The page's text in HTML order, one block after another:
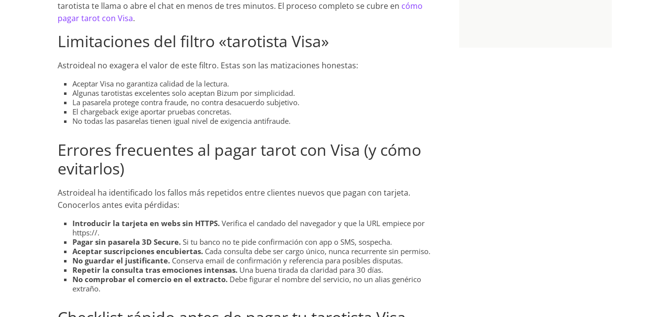
tarotista te llama o abre el chat en menos de tres minutos. El proceso completo se cubre en cómo
pagar tarot con Visa.
Limitaciones del filtro «tarotista Visa»
Astroideal no exagera el valor de este filtro. Estas son las matizaciones honestas:
Aceptar Visa no garantiza calidad de la lectura.
Algunas tarotistas excelentes solo aceptan Bizum por simplicidad.
La pasarela protege contra fraude, no contra desacuerdo subjetivo.
El chargeback exige aportar pruebas concretas.
No todas las pasarelas tienen igual nivel de exigencia antifraude.
Errores frecuentes al pagar tarot con Visa (y cómo
evitarlos)
Astroideal ha identificado los fallos más repetidos entre clientes nuevos que pagan con tarjeta.
Conocerlos antes evita pérdidas:
Introducir la tarjeta en webs sin HTTPS. Verifica el candado del navegador y que la URL empiece por
https://.
Pagar sin pasarela 3D Secure. Si tu banco no te pide confirmación con app o SMS, sospecha.
Aceptar suscripciones encubiertas. Cada consulta debe ser cargo único, nunca recurrente sin permiso.
No guardar el justificante. Conserva email de confirmación y referencia para posibles disputas.
Repetir la consulta tras emociones intensas. Una buena tirada da claridad para 30 días.
No comprobar el comercio en el extracto. Debe figurar el nombre del servicio, no un alias genérico
extraño.